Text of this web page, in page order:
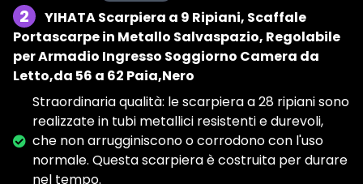
2
YIHATA Scarpiera a 9 Ripiani, Scaffale
Portascarpe in Metallo Salvaspazio, Regolabile
per Armadio Ingresso Soggiorno Camera da
Letto,da 56 a 62 Paia,Nero
Straordinaria qualità: le scarpiera a 28 ripiani sono
realizzate in tubi metallici resistenti e durevoli,
che non arrugginiscono o corrodono con l'uso
normale. Questa scarpiera è costruita per durare
nel tempo.